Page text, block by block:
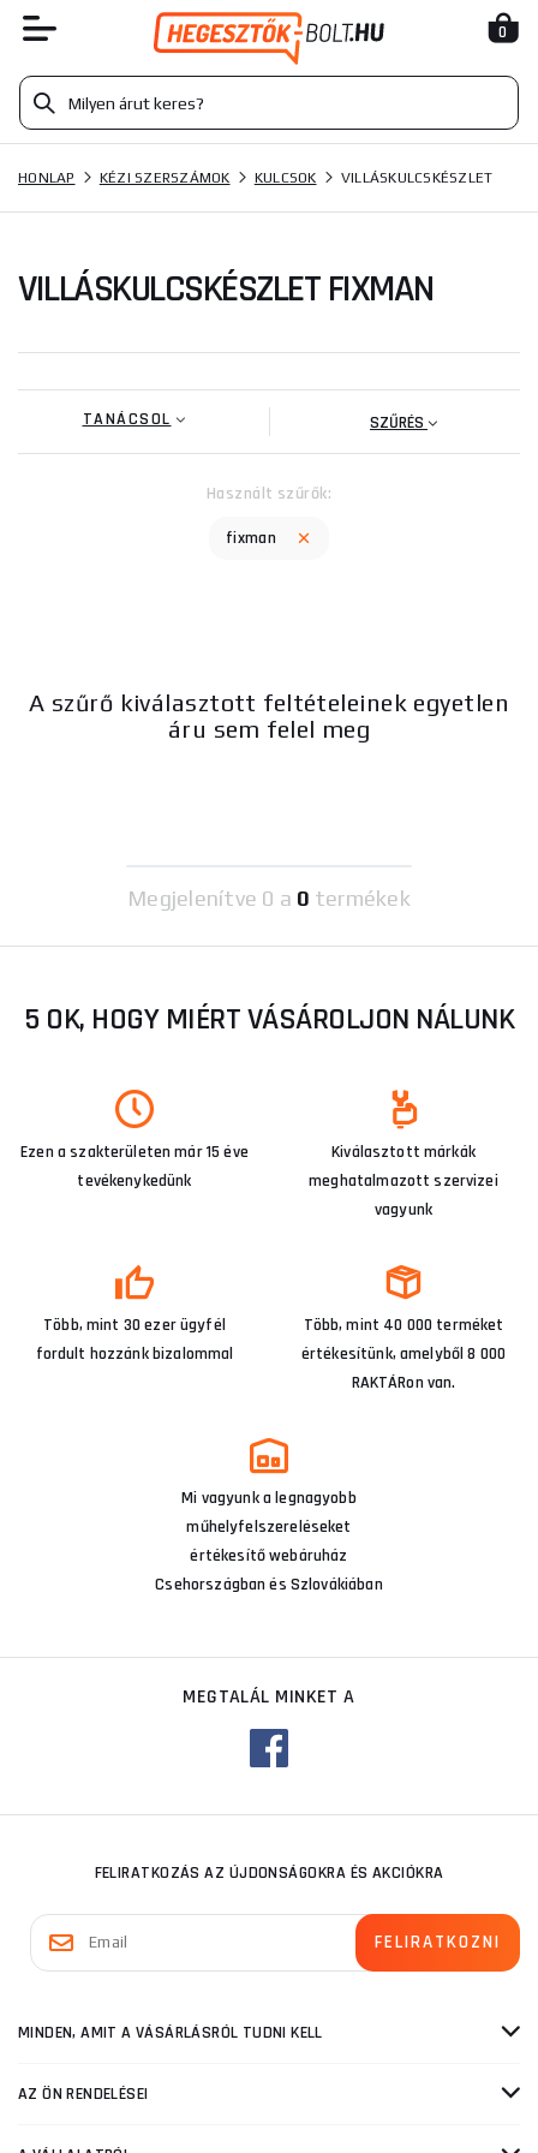
0
HONLAP KÉZI SZERSZÁMOK KULCSOK VILLÁSKULCSKÉSZLET
VILLÁSKULCSKÉSZLET FIXMAN
TANÁCSOL SZŰRÉS
Használt szűrők:
fixman
A szűrő kiválasztott feltételeinek egyetlen
áru sem felel meg
Megjelenítve 0 a 0 termékek
5 OK, HOGY MIÉRT VÁSÁROLJON NÁLUNK
Ezen a szakterületen már 15 éve
tevékenykedünk
Kiválasztott márkák
meghatalmazott szervizei
vagyunk
Több, mint 30 ezer ügyfél
fordult hozzánk bizalommal
Több, mint 40 000 terméket
értékesítünk, amelyből 8 000
RAKTÁRon van.
Mi vagyunk a legnagyobb
műhelyfelszereléseket
értékesítő webáruház
Csehországban és Szlovákiában
MEGTALÁL MINKET A
FELIRATKOZÁS AZ ÚJDONSÁGOKRA ÉS AKCIÓKRA
MINDEN, AMIT A VÁSÁRLÁSRÓL TUDNI KELL
AZ ÖN RENDELÉSEI